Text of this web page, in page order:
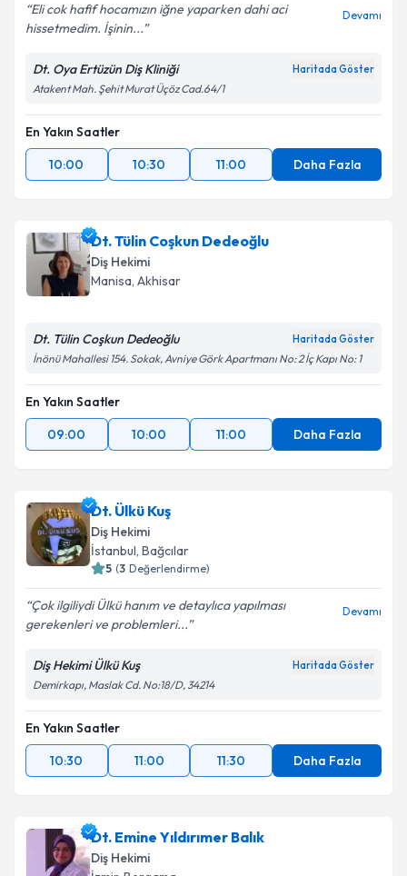
Eli cok hafif hocamızın iğne yaparken dahi aci
hissetmedim. İşinin...
Devamı
Dt. Oya Ertüzün Diş Kliniği Haritada Göster
Atakent Mah. Şehit Murat Üçöz Cad.64/1
En Yakın Saatler
10:00
10:30 11:00 Daha Fazla
Dt. Tülin Coşkun Dedeoğlu
Diş Hekimi
Manisa, Akhisar
Dt. Tülin Coşkun Dedeoğlu Haritada Göster
İnönü Mahallesi 154. Sokak, Avniye Görk Apartmanı No: 2 İç Kapı No: 1
En Yakın Saatler
09:00
10:00 11:00 Daha Fazla
Dt. Ülkü Kuş
Diş Hekimi
İstanbul, Bağcılar
5 (3 Değerlendirme)
Çok ilgiliydi Ülkü hanım ve detaylıca yapılması
gerekenleri ve problemleri...
Devamı
Diş Hekimi Ülkü Kuş Haritada Göster
Demirkapı, Maslak Cd. No:18/D, 34214
En Yakın Saatler
10:30
11:00 11:30 Daha Fazla
Dt. Emine Yıldırımer Balık
Diş Hekimi